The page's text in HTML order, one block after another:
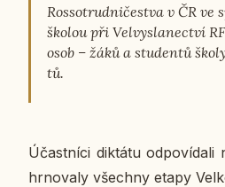
Ros­so­trud­ni­čestva v ČR ve
školou při Vel­vy­sla­nec­tví
osob – žáků a stu­den­tů
tů.
Účast­ní­ci dik­tá­tu
hr­no­va­ly všech­ny etapy